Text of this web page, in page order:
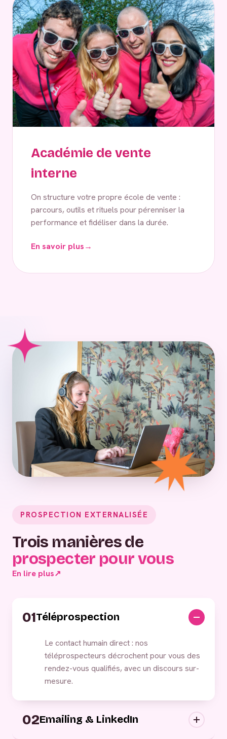
Académie de vente
interne
On structure votre propre école de vente :
parcours, outils et rituels pour pérenniser la
performance et fidéliser dans la durée.
En savoir plus→
PROSPECTION EXTERNALISÉE
Trois manières de
prospecter pour vous
En lire plus↗
01Téléprospection
Le contact humain direct : nos
téléprospecteurs décrochent pour vous des
rendez-vous qualifiés, avec un discours sur-
mesure.
02Emailing & LinkedIn